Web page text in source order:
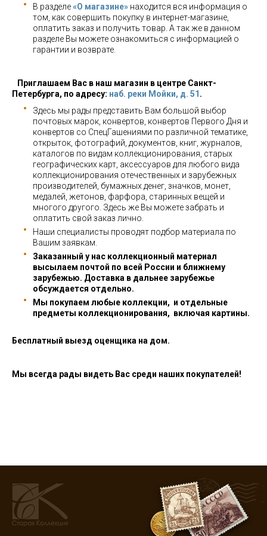
В разделе«О магазине» находится вся информация о
том, как совершить покупку в интернет-магазине,
оплатить заказ и получить товар. А так же в данном
разделе Вы можете ознакомиться с информацией о
гарантии и возврате.
Приглашаем Вас в наш магазин в центре Санкт-
Петербурга, по адресу: наб. реки Мойки, д. 51 .
Здесь мы рады представить Вам большой выбор
почтовых марок, конвертов, конвертов Первого Дня и
конвертов со СпецГашениями по различной тематике,
открыток, фотографий, документов, книг, журналов,
каталогов по видам коллекционирования, старых
географических карт, аксессуаров для любого вида
коллекционирования отечественных и зарубежных
производителей, бумажных денег, значков, монет,
медалей, жетонов, фарфора, старинных вещей и
многого другого. Здесь же Вы можете забрать и
оплатить свой заказ лично.
Наши специалисты проводят подбор материала по
Вашим заявкам.
Заказанный у нас коллекционный материал
высылаем почтой по всей России и ближнему
зарубежью. Доставка в дальнее зарубежье
обсуждается отдельно.
Мы покупаем любые коллекции, и отдельные
предметы коллекционирования, включая картины.
Бесплатный выезд оценщика на дом.
Мы всегда рады видеть Вас среди наших покупателей!